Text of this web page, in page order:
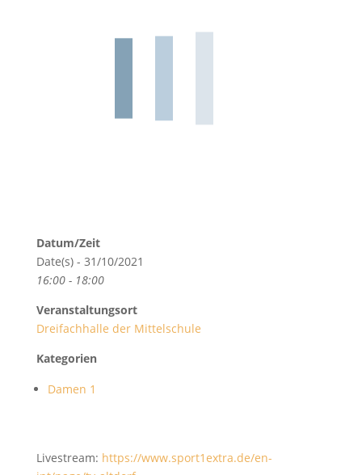
Datum/Zeit
Date(s) - 31/10/2021
16:00 - 18:00
Veranstaltungsort
Dreifachhalle der Mittelschule
Kategorien
Damen 1
Livestream: https://www.sport1extra.de/en-